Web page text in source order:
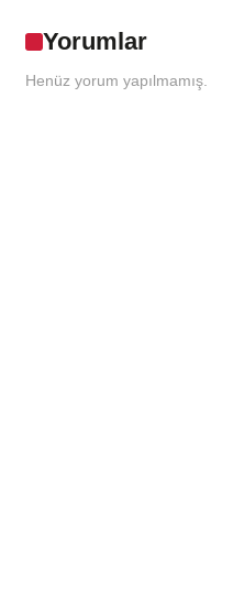
Yorumlar
Henüz yorum yapılmamış.